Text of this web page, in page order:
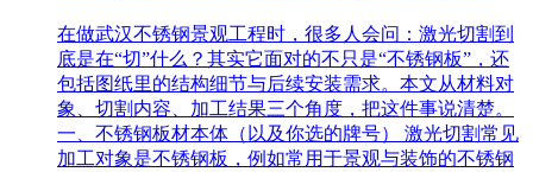
在做武汉不锈钢景观工程时，很多人会问：激光切割到
底是在“切”什么？其实它面对的不只是“不锈钢板”，还
包括图纸里的结构细节与后续安装需求。本文从材料对
象、切割内容、加工结果三个角度，把这件事说清楚。
一、不锈钢板材本体（以及你选的牌号） 激光切割常见
加工对象是不锈钢板，例如常用于景观与装饰的不锈钢